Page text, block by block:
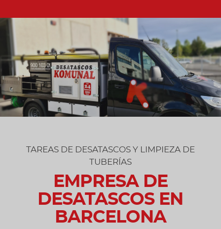
TAREAS DE DESATASCOS Y LIMPIEZA DE
TUBERÍAS
EMPRESA DE
DESATASCOS EN
BARCELONA